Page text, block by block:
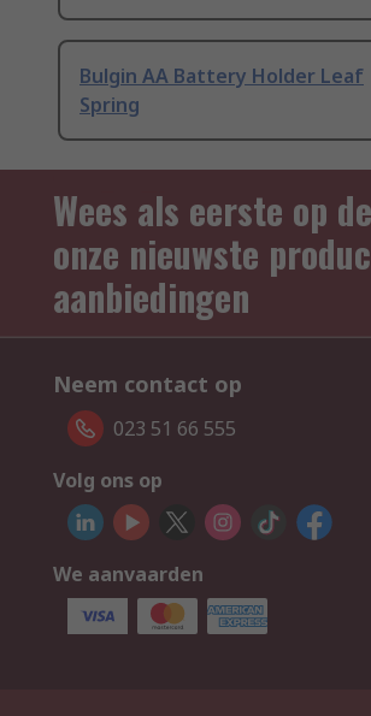
Bulgin AA Battery Holder Leaf
Spring
Wees als eerste op
onze nieuwste
aanbiedingen
Neem contact op
023 51 66 555
Volg ons op
We aanvaarden